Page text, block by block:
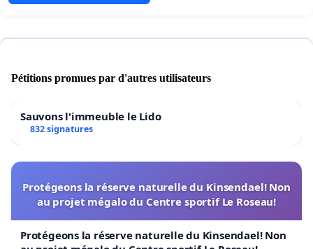
Pétitions promues par d'autres utilisateurs
Sauvons l'immeuble le Lido
832 signatures
Protégeons la réserve naturelle du Kinsendael! Non
au projet mégalo du Centre sportif Le Roseau!
Protégeons la réserve naturelle du Kinsendael! Non